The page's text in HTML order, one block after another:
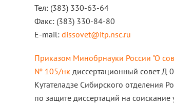
Тел: (383) 330-63-64
Факс: (383) 330-84-80
E-mail:dissovet@itp.nsc.ru
Приказом Минобрнауки России "О
№ 105/нк диссертационный совет Д
Кутателадзе Сибирского отделения
по защите диссертаций на